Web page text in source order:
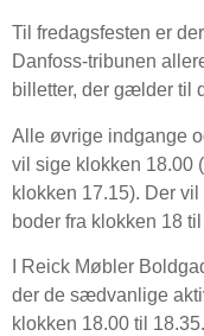
Til fredagsfesten er
Danfoss-tribunen
billetter, der gælder til
Alle øvrige indgange
vil sige klokken 18.00
klokken 17.15). Der
boder fra klokken 18
I Reick Møbler
der de sædvanlige
klokken 18.00 til 18.35.